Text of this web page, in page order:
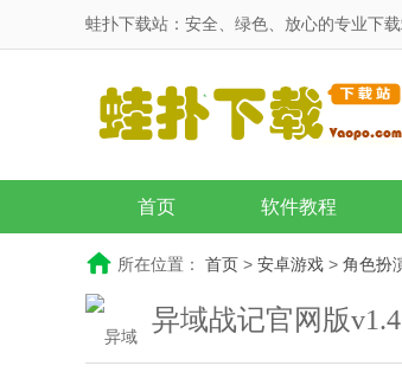
蛙扑下载站：安全、绿色、放心的专业下载
首页 软件教程
所在位置： 首页 > 安卓游戏 > 角色扮
异域战记官网版